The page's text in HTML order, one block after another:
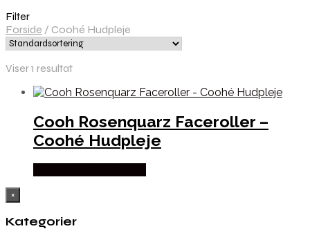
Filter
Forside / Coohé Hudpleje
Viser 1 resultat
Cooh Rosenquarz Faceroller –
Coohé Hudpleje
×
Kategorier